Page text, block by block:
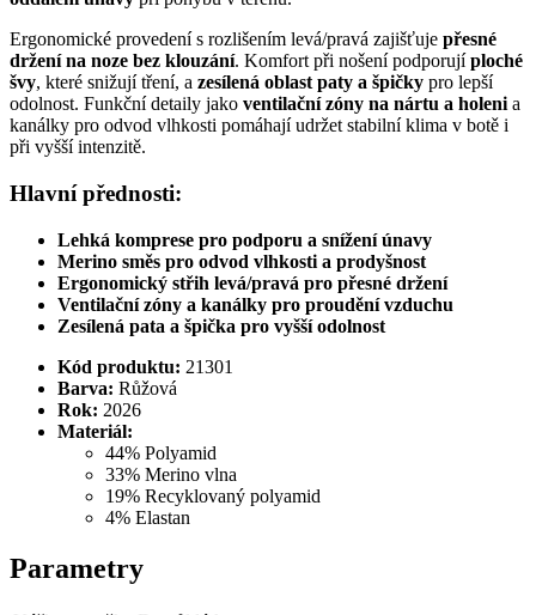
Ergonomické provedení s rozlišením levá/pravá zajišťuje přesné
držení na noze bez klouzání. Komfort při nošení podporujíploché
švy, které snižují tření, a zesílená oblast paty a špičky pro lepší
odolnost. Funkční detaily jako ventilační zóny na nártu a holeni a
kanálky pro odvod vlhkosti pomáhají udržet stabilní klima v botě i
při vyšší intenzitě.
Hlavní přednosti:
Lehká komprese pro podporu a snížení únavy
Merino směs pro odvod vlhkosti a prodyšnost
Ergonomický střih levá/pravá pro přesné držení
Ventilační zóny a kanálky pro proudění vzduchu
Zesílená pata a špička pro vyšší odolnost
Kód produktu: 21301
Barva: Růžová
Rok: 2026
Materiál:
44% Polyamid
33% Merino vlna
19% Recyklovaný polyamid
4% Elastan
Parametry